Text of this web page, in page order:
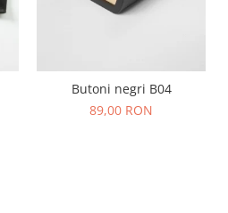
Butoni negri B04
89,00 RON